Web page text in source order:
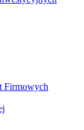
Firmowych